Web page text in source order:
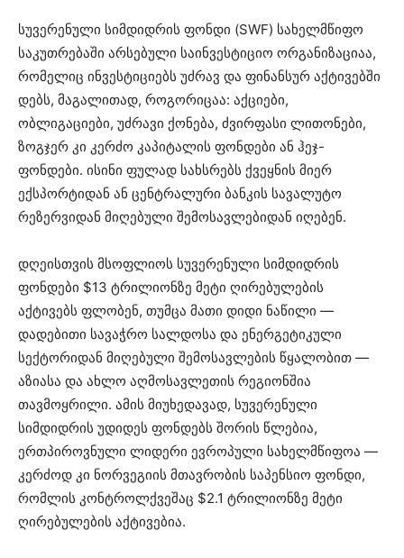
სუვერენული სიმდიდრის ფონდი (SWF) სახელმწიფო
საკუთრებაში არსებული საინვესტიციო ორგანიზაციაა,
რომელიც ინვესტიციებს უძრავ და ფინანსურ აქტივებში
დებს, მაგალითად, როგორიცაა: აქციები,
ობლიგაციები, უძრავი ქონება, ძვირფასი ლითონები,
ზოგჯერ კი კერძო კაპიტალის ფონდები ან ჰეჯ-
ფონდები. ისინი ფულად სახსრებს ქვეყნის მიერ
ექსპორტიდან ან ცენტრალური ბანკის სავალუტო
რეზერვიდან მიღებული შემოსავლებიდან იღებენ.
დღეისთვის მსოფლიოს სუვერენული სიმდიდრის
ფონდები $13 ტრილიონზე მეტი ღირებულების
აქტივებს ფლობენ, თუმცა მათი დიდი ნაწილი —
დადებითი სავაჭრო სალდოსა და ენერგეტიკული
სექტორიდან მიღებული შემოსავლების წყალობით —
აზიასა და ახლო აღმოსავლეთის რეგიონშია
თავმოყრილი. ამის მიუხედავად, სუვერენული
სიმდიდრის უდიდეს ფონდებს შორის წლებია,
ერთპიროვნული ლიდერი ევროპული სახელმწიფოა —
კერძოდ კი ნორვეგიის მთავრობის საპენსიო ფონდი,
რომლის კონტროლქვეშაც $2.1 ტრილიონზე მეტი
ღირებულების აქტივებია.